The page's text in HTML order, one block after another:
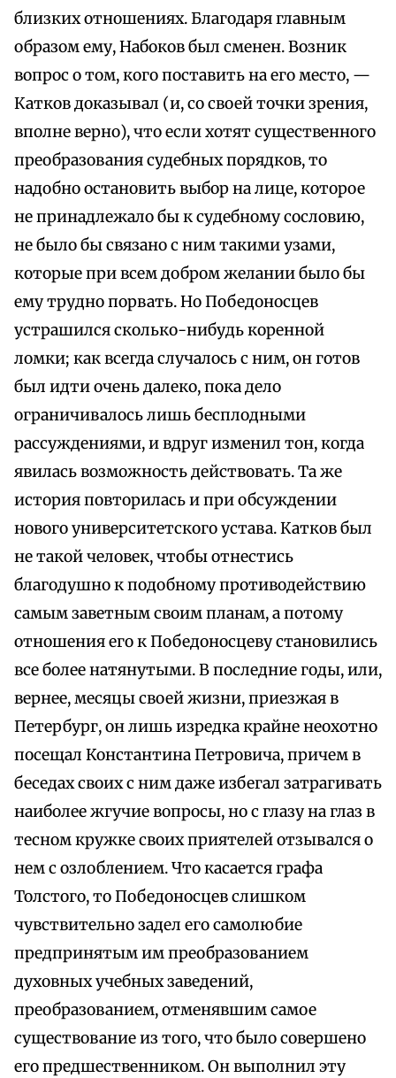
близких отношениях. Благодаря главным
образом ему, Набоков был сменен. Возник
вопрос о том, кого поставить на его место, —
Катков доказывал (и, со своей точки зрения,
вполне верно), что если хотят существенного
преобразования судебных порядков, то
надобно остановить выбор на лице, которое
не принадлежало бы к судебному сословию,
не было бы связано с ним такими узами,
которые при всем добром желании было бы
ему трудно порвать. Но Победоносцев
устрашился сколько-нибудь коренной
ломки; как всегда случалось с ним, он готов
был идти очень далеко, пока дело
ограничивалось лишь бесплодными
рассуждениями, и вдруг изменил тон, когда
явилась возможность действовать. Та же
история повторилась и при обсуждении
нового университетского устава. Катков был
не такой человек, чтобы отнестись
благодушно к подобному противодействию
самым заветным своим планам, а потому
отношения его к Победоносцеву становились
все более натянутыми. В последние годы, или,
вернее, месяцы своей жизни, приезжая в
Петербург, он лишь изредка крайне неохотно
посещал Константина Петровича, причем в
беседах своих с ним даже избегал затрагивать
наиболее жгучие вопросы, но с глазу на глаз в
тесном кружке своих приятелей отзывался о
нем с озлоблением. Что касается графа
Толстого, то Победоносцев слишком
чувствительно задел его самолюбие
предпринятым им преобразованием
духовных учебных заведений,
преобразованием, отменявшим самое
существование из того, что было совершено
его предшественником. Он выполнил эту